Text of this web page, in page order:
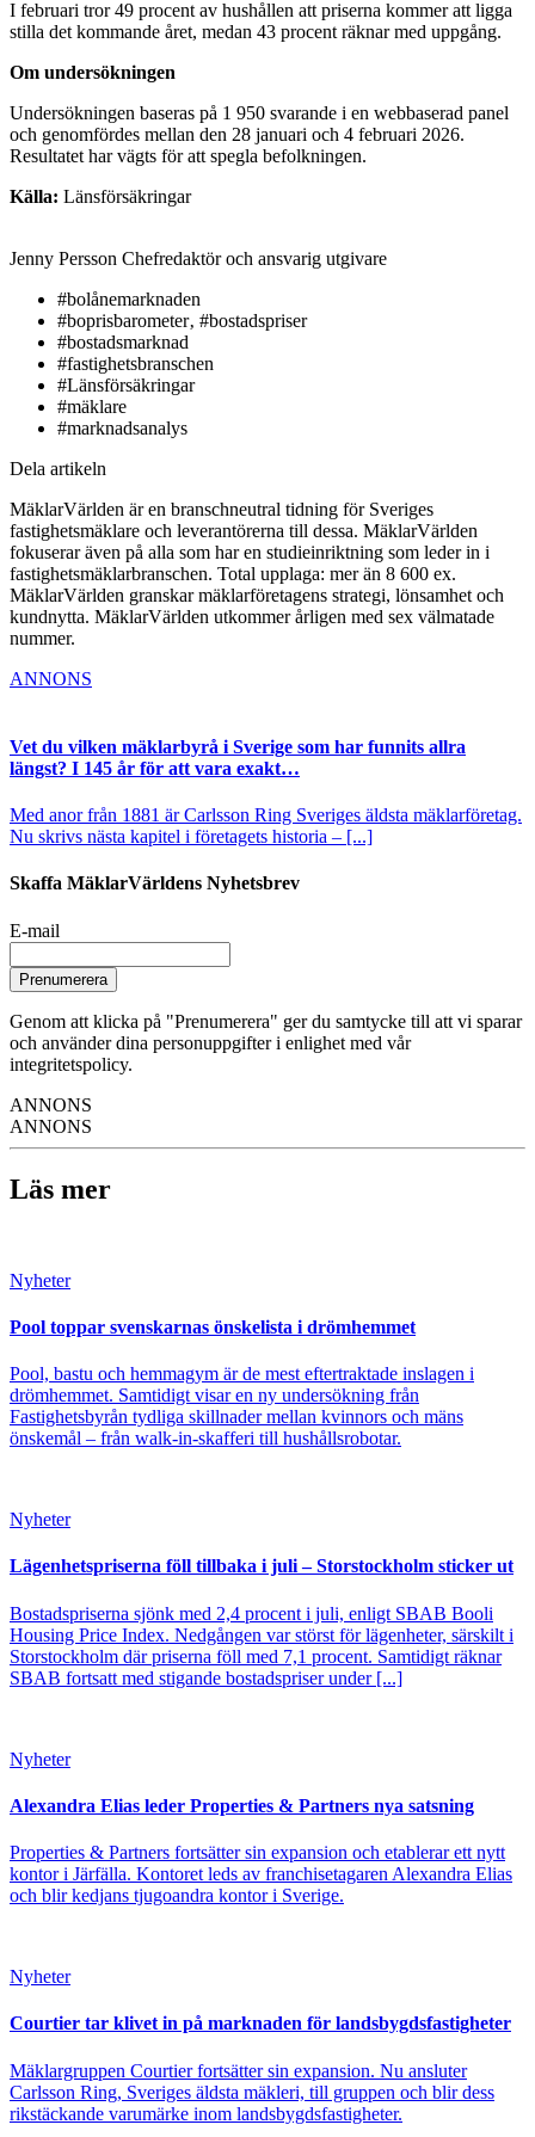
I februari tror 49 procent av hushållen att priserna kommer att ligga
stilla det kommande året, medan 43 procent räknar med uppgång.
Om undersökningen
Undersökningen baseras på 1 950 svarande i en webbaserad panel
och genomfördes mellan den 28 januari och 4 februari 2026.
Resultatet har vägts för att spegla befolkningen.
Källa: Länsförsäkringar
Jenny Persson Chefredaktör och ansvarig utgivare
#bolånemarknaden
#boprisbarometer‚ #bostadspriser
#bostadsmarknad
#fastighetsbranschen
#Länsförsäkringar
#mäklare
#marknadsanalys
Dela artikeln
MäklarVärlden är en branschneutral tidning för Sveriges
fastighetsmäklare och leverantörerna till dessa. MäklarVärlden
fokuserar även på alla som har en studieinriktning som leder in i
fastighetsmäklarbranschen. Total upplaga: mer än 8 600 ex.
MäklarVärlden granskar mäklarföretagens strategi, lönsamhet och
kundnytta. MäklarVärlden utkommer årligen med sex välmatade
nummer.
ANNONS
Vet du vilken mäklarbyrå i Sverige som har funnits allra
längst? I 145 år för att vara exakt…
Med anor från 1881 är Carlsson Ring Sveriges äldsta mäklarföretag.
Nu skrivs nästa kapitel i företagets historia – [...]
Skaffa MäklarVärldens Nyhetsbrev
E-mail
Prenumerera
Genom att klicka på "Prenumerera" ger du samtycke till att vi sparar
och använder dina personuppgifter i enlighet med vår
integritetspolicy.
ANNONS
ANNONS
Läs mer
Nyheter
Pool toppar svenskarnas önskelista i drömhemmet
Pool, bastu och hemmagym är de mest eftertraktade inslagen i
drömhemmet. Samtidigt visar en ny undersökning från
Fastighetsbyrån tydliga skillnader mellan kvinnors och mäns
önskemål – från walk-in-skafferi till hushållsrobotar.
Nyheter
Lägenhetspriserna föll tillbaka i juli – Storstockholm sticker ut
Bostadspriserna sjönk med 2,4 procent i juli, enligt SBAB Booli
Housing Price Index. Nedgången var störst för lägenheter, särskilt i
Storstockholm där priserna föll med 7,1 procent. Samtidigt räknar
SBAB fortsatt med stigande bostadspriser under [...]
Nyheter
Alexandra Elias leder Properties & Partners nya satsning
Properties & Partners fortsätter sin expansion och etablerar ett nytt
kontor i Järfälla. Kontoret leds av franchisetagaren Alexandra Elias
och blir kedjans tjugoandra kontor i Sverige.
Nyheter
Courtier tar klivet in på marknaden för landsbygdsfastigheter
Mäklargruppen Courtier fortsätter sin expansion. Nu ansluter
Carlsson Ring, Sveriges äldsta mäkleri, till gruppen och blir dess
rikstäckande varumärke inom landsbygdsfastigheter.